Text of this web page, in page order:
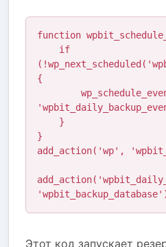
function
{
}
add_action('wp',
Этот код запускает